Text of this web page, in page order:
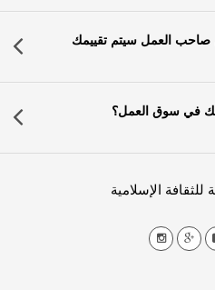
صاحب العمل سيتم تقييمك
في سوق العمل؟
الإسلامية